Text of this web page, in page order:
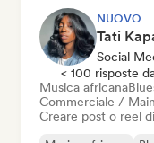
NUOVO
Tati
Social
< 100 risposte
Musica africana
Commerciale /
Creare post o reel